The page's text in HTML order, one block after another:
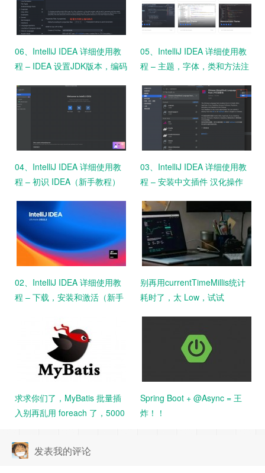
06、IntelliJ IDEA 详细使用教
程 – IDEA 设置JDK版本，编码
05、IntelliJ IDEA 详细使用教
程 – 主题，字体，类和方法注
04、IntelliJ IDEA 详细使用教
程 – 初识 IDEA（新手教程）
03、IntelliJ IDEA 详细使用教
程 – 安装中文插件 汉化操作
02、IntelliJ IDEA 详细使用教
程 – 下载，安装和激活（新手
别再用currentTimeMillis统计
耗时了，太 Low，试试
求求你们了，MyBatis 批量插
入别再乱用 foreach 了，5000
Spring Boot + @Async = 王
炸！！
发表我的评论